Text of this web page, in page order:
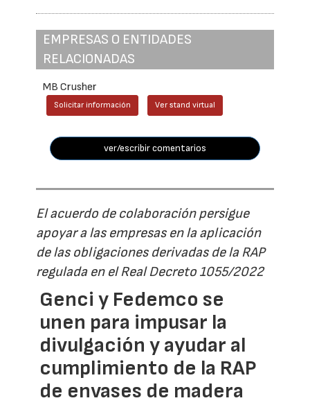
EMPRESAS O ENTIDADES
RELACIONADAS
MB Crusher
Solicitar información Ver stand virtual
ver/escribir comentarios
El acuerdo de colaboración persigue
apoyar a las empresas en la aplicación
de las obligaciones derivadas de la RAP
regulada en el Real Decreto 1055/2022
Genci y Fedemco se
unen para impusar la
divulgación y ayudar al
cumplimiento de la RAP
de envases de madera